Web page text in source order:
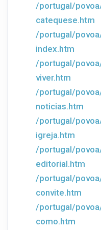
/portugal/
catequese.htm
/portugal/
index.htm
/portugal/
viver.htm
/portugal/
noticias.htm
/portugal/
igreja.htm
/portugal/
editorial.htm
/portugal/
convite.htm
/portugal/
como.htm